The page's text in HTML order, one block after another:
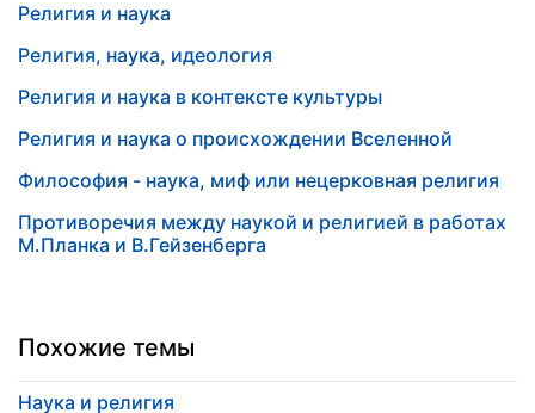
Религия и наука
Религия, наука, идеология
Религия и наука в контексте культуры
Религия и наука о происхождении Вселенной
Философия - наука, миф или нецерковная религия
Противоречия между наукой и религией в работах
М.Планка и В.Гейзенберга
Похожие темы
Наука и религия